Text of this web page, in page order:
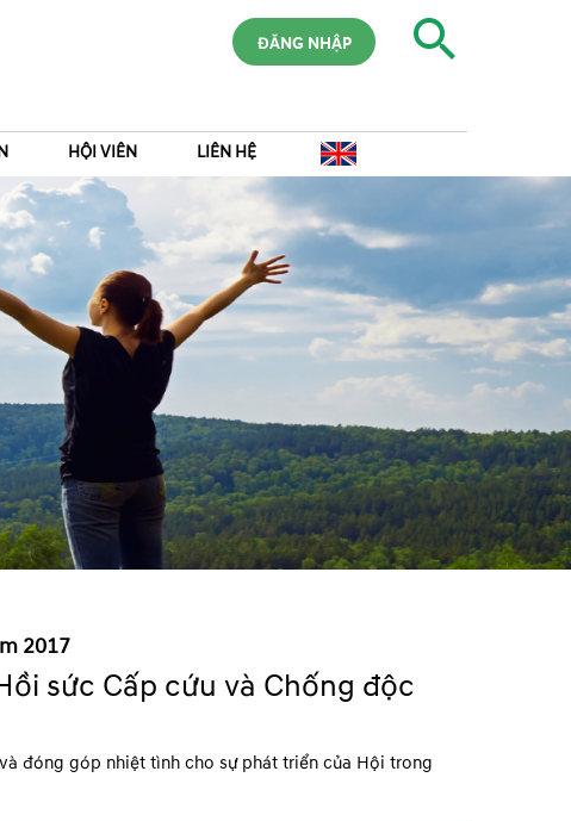
ĐĂNG NHẬP
HỘI VIÊN LIÊN HỆ
2017
sức Cấp cứu và Chống độc
đóng góp nhiệt tình cho sự phát triển của Hội trong